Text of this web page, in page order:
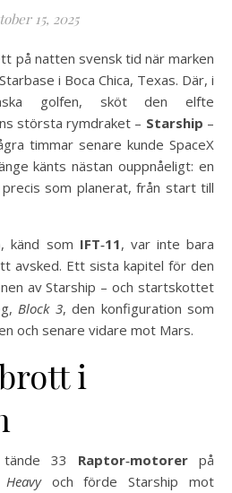
15, 2025
i Boca Chica, Texas. Där, i
golfen, sköt den elfte
största rymdraket – Starship –
timmar senare kunde SpaceX
känts nästan ouppnåeligt: en
som planerat, från start till
känd som IFT‑11, var inte bara
avsked. Ett sista kapitel för den
av Starship – och startskottet
Block 3, den konfiguration som
och senare vidare mot Mars.
i
33 Raptor‑motorer på
och förde Starship mot